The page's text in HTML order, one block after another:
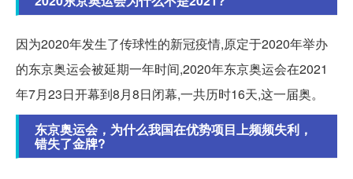
因为2020年发生了传球性的新冠疫情,原定于2020年举办
的东京奥运会被延期一年时间,2020年东京奥运会在2021
年7月23日开幕到8月8日闭幕,一共历时16天,这一届奥。
东京奥运会，为什么我国在优势项目上频频失利，
错失了金牌?